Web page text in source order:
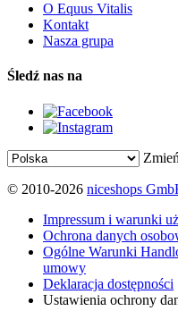
O Equus Vitalis
Kontakt
Nasza grupa
Śledź nas na
© 2010-2026 niceshops
Impressum i warunki
Ochrona danych
Ogólne Warunki
umowy
Deklaracja dostępności
Ustawienia ochrony